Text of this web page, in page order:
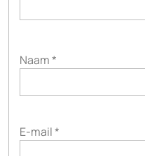
Naam*
E-mail*